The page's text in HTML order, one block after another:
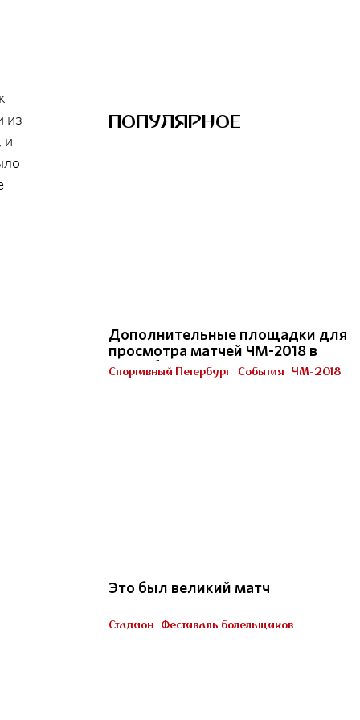
из
и
ПОПУЛЯРНОЕ
Дополнительные площадки для
просмотра матчей ЧМ-2018 в
Петербурге
Спортивный Петербург События ЧМ-2018
Это был великий матч
Стадион Фестиваль болельщиков